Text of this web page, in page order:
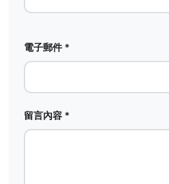
電子郵件 *
留言內容 *